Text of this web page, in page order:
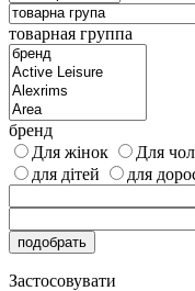
товарная группа
бренд
Для жінок
Для
для дітей
для
Застосовувати